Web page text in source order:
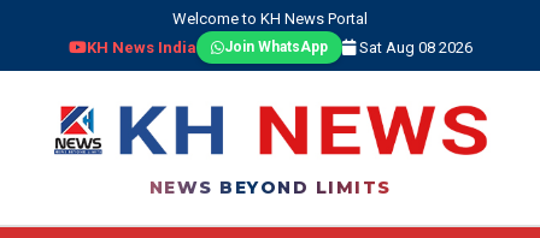
Welcome to KH News Portal
KH News India
Join WhatsApp Sat Aug 08 2026
NEWS BEYOND LIMITS